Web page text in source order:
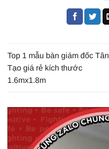
Top 1 mẫu bàn giám đốc Tân
Tạo giá rẻ kích thước
1.6mx1.8m